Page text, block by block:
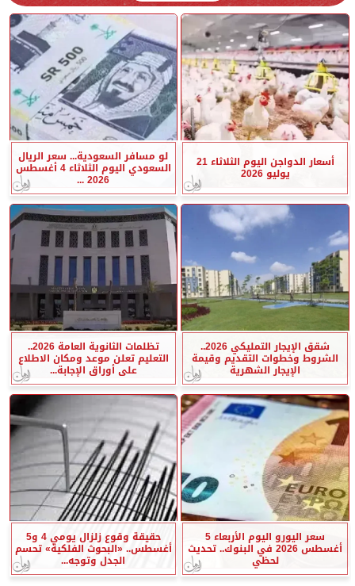
أسعار الدواجن اليوم الثلاثاء 21
يوليو 2026
لو مسافر السعودية... سعر الريال
السعودي اليوم الثلاثاء 4 أغسطس
2026 ...
شقق الإيجار التمليكي 2026..
الشروط وخطوات التقديم وقيمة
الإيجار الشهرية
تظلمات الثانوية العامة 2026..
التعليم تعلن موعد ومكان الاطلاع
على أوراق الإجابة...
سعر اليورو اليوم الأربعاء 5
أغسطس 2026 في البنوك.. تحديث
لحظي
حقيقة وقوع زلزال يومي 4 و5
أغسطس.. «البحوث الفلكية» تحسم
الجدل وتوجه...